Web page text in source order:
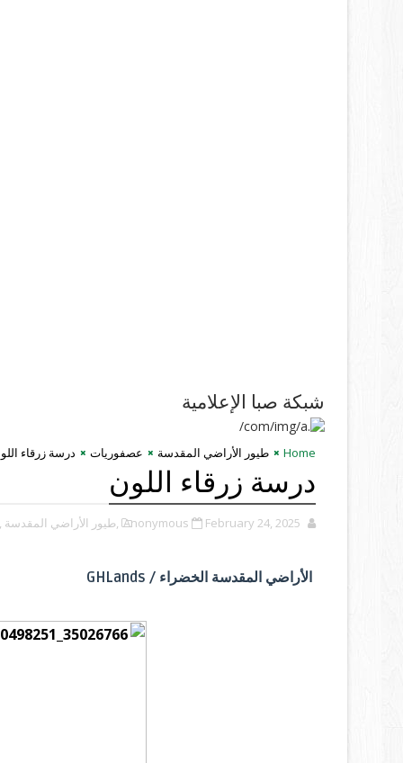
شبكة صبا الإعلامية
Home طيور الأراضي المقدسة عصفوريات درسة زرقاء
درسة زرقاء اللون
Anonymous February 24, 2025 ,طيور الأراضي المقدسة
الأراضي المقدسة الخضراء / GHLands